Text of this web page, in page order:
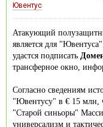
Ювентус
Атакующий
является для
удастся подписать
трансферное окно,
Согласно сведениям
"Ювентусу" в € 15 млн,
"Старой синьоры"
универсализм и